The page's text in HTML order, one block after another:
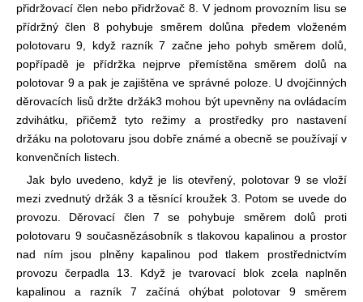
přidržovací člen nebo přidržovač 8. V jednom provozním lisu se
přídržný člen 8 pohybuje směrem dolůna předem vloženém
polotovaru 9, když razník 7 začne jeho pohyb směrem dolů,
popřípadě je přídržka nejprve přemístěna směrem dolů na
polotovar 9 a pak je zajištěna ve správné poloze. U dvojčinných
děrovacích lisů držte držák3 mohou být upevněny na ovládacím
zdvihátku, přičemž tyto režimy a prostředky pro nastavení
držáku na polotovaru jsou dobře známé a obecně se používají v
konvenčních listech.
Jak bylo uvedeno, když je lis otevřený, polotovar 9 se vloží
mezi zvednutý držák 3 a těsnící kroužek 3. Potom se uvede do
provozu. Děrovací člen 7 se pohybuje směrem dolů proti
polotovaru 9 současnězásobník s tlakovou kapalinou a prostor
nad ním jsou plněny kapalinou pod tlakem prostřednictvím
provozu čerpadla 13. Když je tvarovací blok zcela naplněn
kapalinou a razník 7 začíná ohýbat polotovar 9 směrem